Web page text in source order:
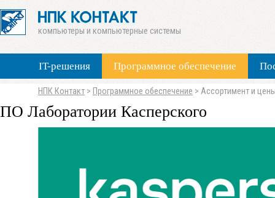
IT-решения Программное обеспечение
компьютеры и компьютерные системы
НПК Контакт > Программное обеспечение > Ассортимент и
ПО Лаборатории Касперского